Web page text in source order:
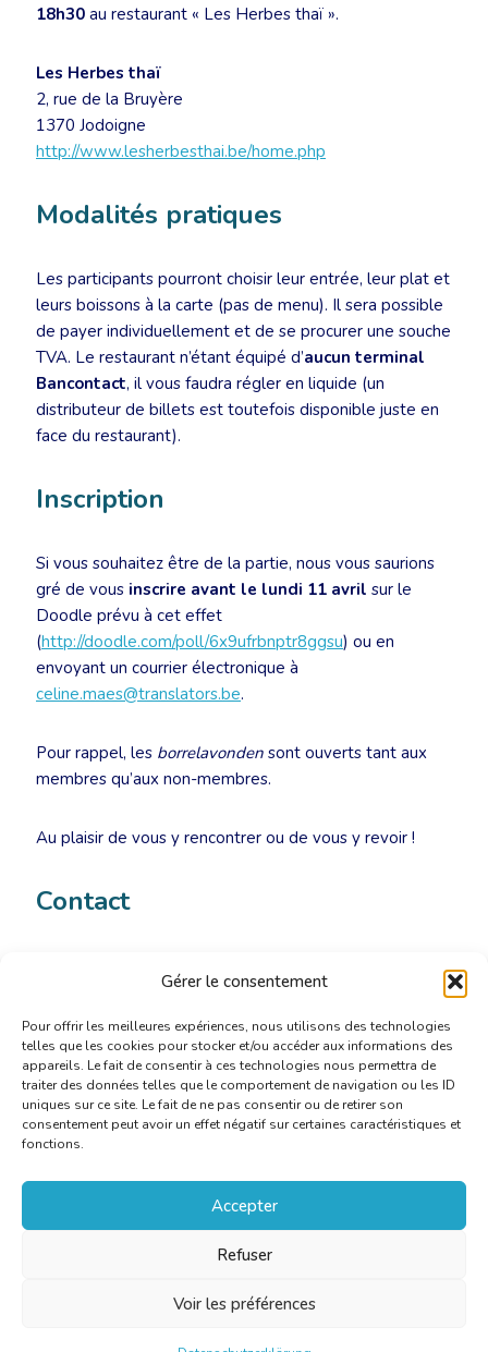
Gérer le consentement
Pour offrir les meilleures expériences, nous utilisons des technologies
telles que les cookies pour stocker et/ou accéder aux informations des
appareils. Le fait de consentir à ces technologies nous permettra de
traiter des données telles que le comportement de navigation ou les ID
uniques sur ce site. Le fait de ne pas consentir ou de retirer son
consentement peut avoir un effet négatif sur certaines caractéristiques et
fonctions.
Accepter
Refuser
Voir les préférences
18h30 au restaurant « Les Herbes thaï ».
Les Herbes thaï
2, rue de la Bruyère
1370 Jodoigne
http://www.lesherbesthai.be/home.php
Modalités pratiques
Les participants pourront choisir leur entrée, leur plat et
leurs boissons à la carte (pas de menu). Il sera possible
de payer individuellement et de se procurer une souche
TVA. Le restaurant n’étant équipé d’aucun terminal
Bancontact, il vous faudra régler en liquide (un
distributeur de billets est toutefois disponible juste en
face du restaurant).
Inscription
Si vous souhaitez être de la partie, nous vous saurions
gré de vous inscrire avant le lundi 11 avril sur le
Doodle prévu à cet effet
(http://doodle.com/poll/6x9ufrbnptr8ggsu) ou en
envoyant un courrier électronique à
celine.maes@translators.be.
Pour rappel, les borrelavonden sont ouverts tant aux
membres qu’aux non-membres.
Au plaisir de vous y rencontrer ou de vous y revoir !
Contact
celine.maes@translators.be